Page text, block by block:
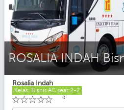
ROSALIA INDAH
Rosalia Indah
Kelas: Bisnis AC seat:2-2
☆
☆
☆
☆
☆ 0